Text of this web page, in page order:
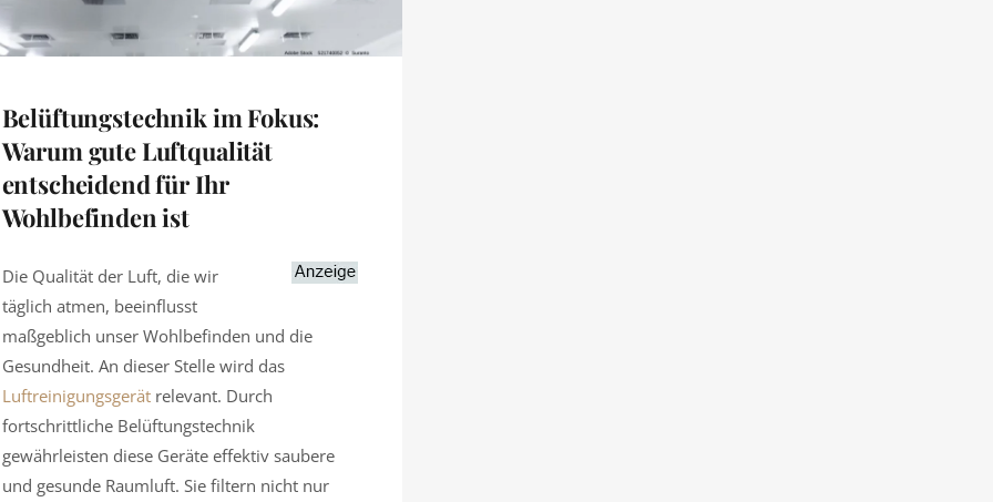
Belüftungstechnik im Fokus:
Warum gute Luftqualität
entscheidend für Ihr
Wohlbefinden ist
Die Qualität der Luft, die wir
täglich atmen, beeinflusst
maßgeblich unser Wohlbefinden und die
Gesundheit. An dieser Stelle wird das
Luftreinigungsgerätrelevant. Durch
fortschrittliche Belüftungstechnik
gewährleisten diese Geräte effektiv saubere
und gesunde Raumluft. Sie filtern nicht nur